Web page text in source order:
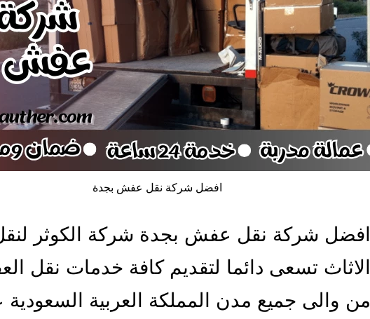
افضل شركة نقل عفش بجدة
افضل شركة نقل عفش بجدة شركة الكوثر
الاثاث تسعى دائما لتقديم كافة خدمات نقل
من والى جميع مدن المملكة العربية